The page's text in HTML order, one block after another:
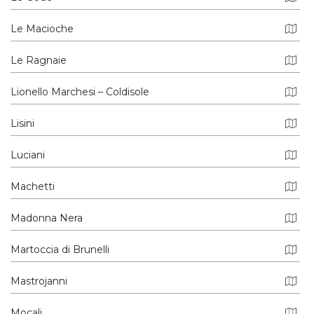
Le Macioche
Le Ragnaie
Lionello Marchesi – Coldisole
Lisini
Luciani
Machetti
Madonna Nera
Martoccia di Brunelli
Mastrojanni